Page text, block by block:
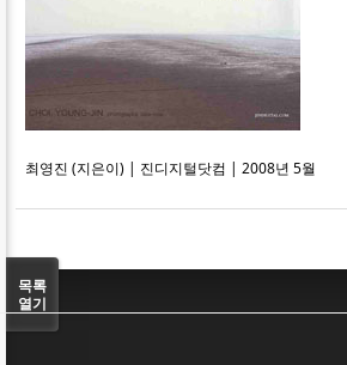
최영진 (지은이) | 진디지털닷컴 | 2008년 5월
목록
열기
Sketchbook5, 스케치북5
Sketchbook5, 스케치북5